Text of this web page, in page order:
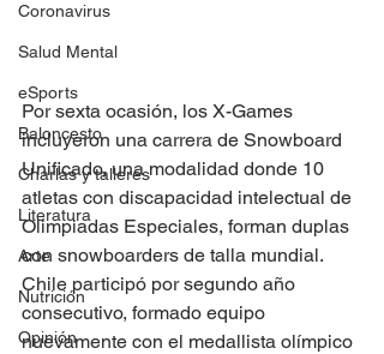
Coronavirus
Salud Mental
eSports
Baloncesto
Charlas y talleres
Literatura
Arte
Nutrición
Opinión
Por sexta ocasión, los X-Games
incluyeron una carrera de Snowboard
Unificado, una modalidad donde 10
atletas con discapacidad intelectual de
Olimpiadas Especiales, forman duplas
con snowboarders de talla mundial.
Chile participó por segundo año
consecutivo, formado equipo
nuevamente con el medallista olímpico